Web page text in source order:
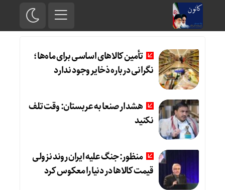
تأمین کالاهای اساسی برای ماه‌ها؛
نگرانی درباره ذخایر وجود ندارد
هشدار صنعا به عربستان: وقت تلف
نکنید
منظور: جنگ علیه ایران روند نزولی
قیمت کالاها در دنیا را معکوس کرد